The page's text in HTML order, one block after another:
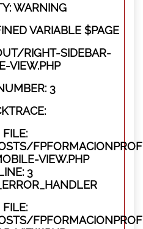
WARNING
VARIABLE $PAGE
RIGHT-SIDEBAR-
VIEW.PHP
3
FILE:
VIEW.PHP
3
FILE: